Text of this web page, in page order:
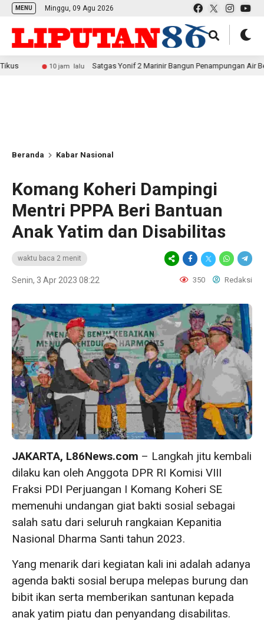
MENU Minggu, 09 Agu 2026
10 jam lalu Satgas Yonif 2 Marinir Bangun Penampungan Air Bersama
Beranda Kabar Nasional
Komang Koheri Dampingi
Mentri PPPA Beri Bantuan
Anak Yatim dan Disabilitas
waktu baca 2 menit
Senin, 3 Apr 2023 08:22 350 Redaksi
JAKARTA, L86News.com – Langkah jitu kembali
dilaku kan oleh Anggota DPR RI Komisi VIII
Fraksi PDI Perjuangan I Komang Koheri SE
memenuhi undangan giat bakti sosial sebagai
salah satu dari seluruh rangkaian Kepanitia
Nasional Dharma Santi tahun 2023.
Yang menarik dari kegiatan kali ini adalah adanya
agenda bakti sosial berupa melepas burung dan
bibit ikan serta memberikan santunan kepada
anak yatim piatu dan penyandang disabilitas.